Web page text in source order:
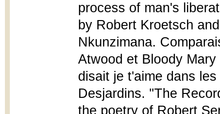
process of man's
by Robert Kroetsch
Nkunzimana.
Atwood et Bloody
disait je t'aime dans
Desjardins. "The
the poetry of Robert